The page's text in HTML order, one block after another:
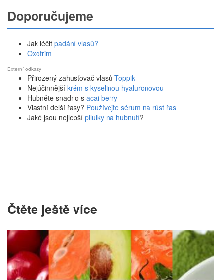
Doporučujeme
Jak léčit padání vlasů?
Oxotrim
Externí odkazy
Přirozený zahusťovač vlasů Toppik
Nejúčinnější krém s kyselinou hyaluronovou
Hubněte snadno s acai berry
Vlastní delší řasy? Používejte sérum na růst řas
Jaké jsou nejlepší pilulky na hubnutí?
Čtěte ještě více